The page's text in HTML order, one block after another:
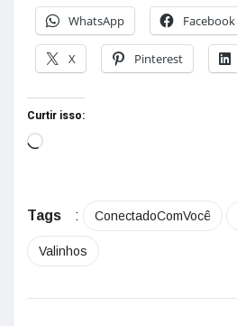
WhatsApp Facebook
X Pinterest
Curtir isso:
Tags : ConectadoComVocê
Valinhos